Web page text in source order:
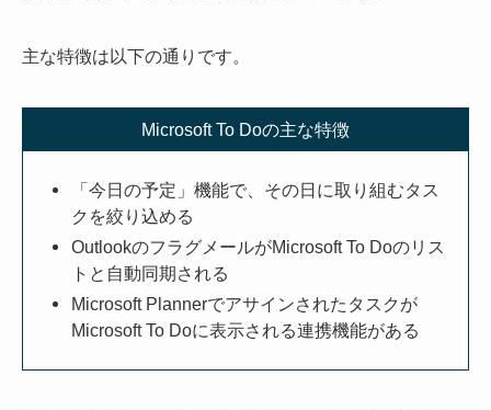
主な特徴は以下の通りです。
Microsoft To Doの主な特徴
「今日の予定」機能で、その日に取り組むタス
クを絞り込める
OutlookのフラグメールがMicrosoft To Doのリス
トと自動同期される
Microsoft Plannerでアサインされたタスクが
Microsoft To Doに表示される連携機能がある